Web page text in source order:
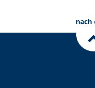
nach